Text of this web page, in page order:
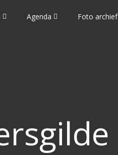
Agenda Foto archief